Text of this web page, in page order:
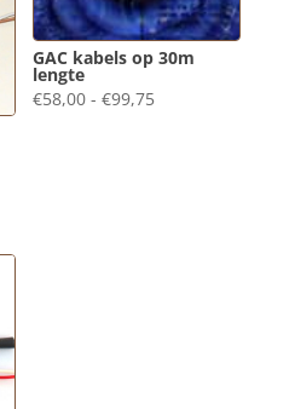
GAC kabels op 30m
lengte
€58,00 - €99,75Prijsklasse: